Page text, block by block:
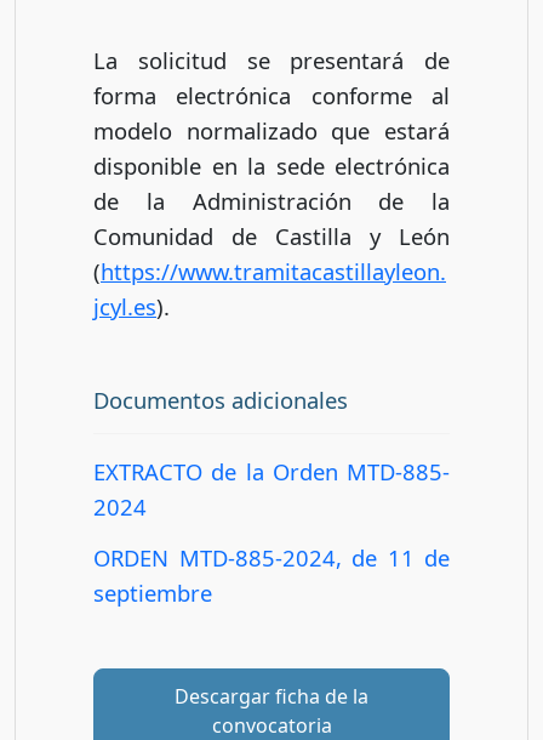
La solicitud se presentará de
forma electrónica conforme al
modelo normalizado que estará
disponible en la sede electrónica
de la Administración de la
Comunidad de Castilla y León
(https://www.tramitacastillayleon.
jcyl.es).
Documentos adicionales
EXTRACTO de la Orden MTD-885-
2024
ORDEN MTD-885-2024, de 11 de
septiembre
Descargar ficha de la
convocatoria